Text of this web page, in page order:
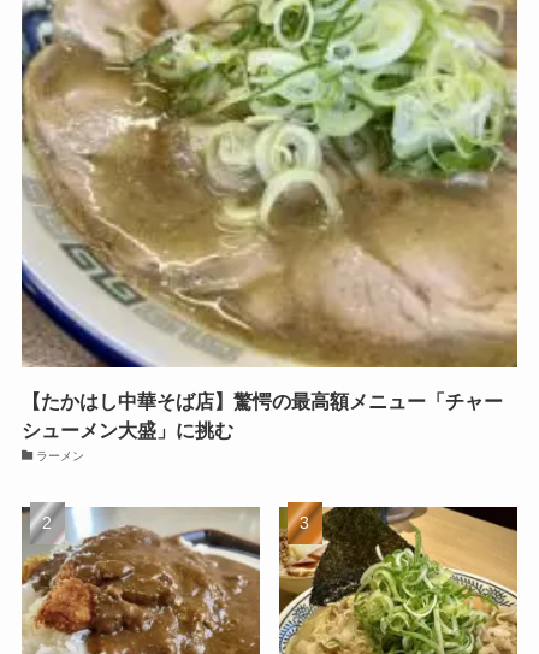
【たかはし中華そば店】驚愕の最高額メニュー「チャー
シューメン大盛」に挑む
ラーメン